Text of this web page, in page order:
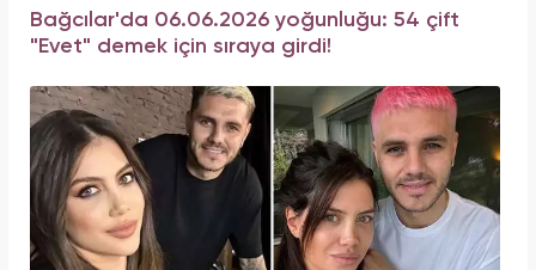
Bağcılar'da 06.06.2026 yoğunluğu: 54 çift
"Evet" demek için sıraya girdi!